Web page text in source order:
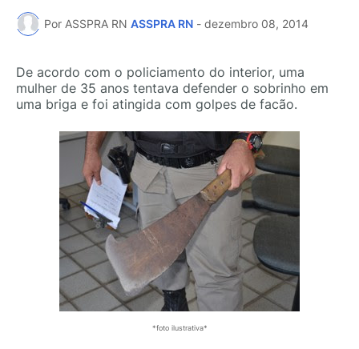
Por ASSPRA RN ASSPRA RN - dezembro 08, 2014
De acordo com o policiamento do interior, uma
mulher de 35 anos tentava defender o sobrinho em
uma briga e foi atingida com golpes de facão.
*foto ilustrativa*